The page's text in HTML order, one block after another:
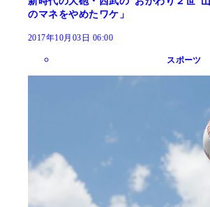
のマネをやめたワケ」
2017年10月03日 06:00
スポーツ